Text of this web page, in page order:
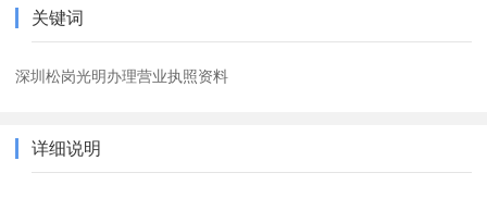
关键词
深圳松岗光明办理营业执照资料
详细说明